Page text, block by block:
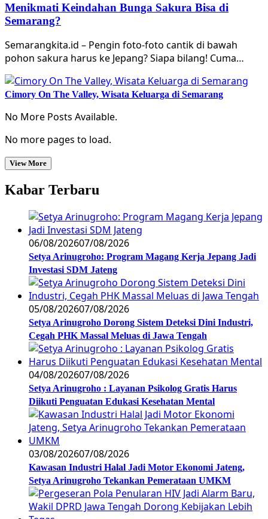
Menikmati Keindahan Bunga Sakura Bisa di
Semarang?
Semarangkita.id – Pengin foto-foto cantik di bawah
pohon sakura harus ke Jepang? Siapa bilang! Cuma…
Cimory On The Valley, Wisata Keluarga di Semarang
No More Posts Available.
No more pages to load.
View More
Kabar Terbaru
06/08/202607/08/2026
Setya Arinugroho: Program Magang Kerja Jepang Jadi
Investasi SDM Jateng
05/08/202607/08/2026
Setya Arinugroho Dorong Sistem Deteksi Dini Industri,
Cegah PHK Massal Meluas di Jawa Tengah
04/08/202607/08/2026
Setya Arinugroho : Layanan Psikolog Gratis Harus
Diikuti Penguatan Edukasi Kesehatan Mental
03/08/202607/08/2026
Kawasan Industri Halal Jadi Motor Ekonomi Jateng,
Setya Arinugroho Tekankan Pemerataan UMKM